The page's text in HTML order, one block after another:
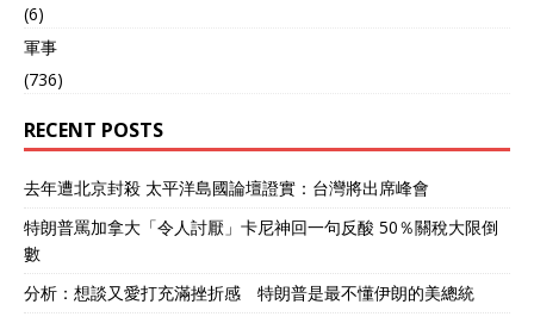
(6)
軍事
(736)
RECENT POSTS
去年遭北京封殺 太平洋島國論壇證實：台灣將出席峰會
特朗普罵加拿大「令人討厭」卡尼神回一句反酸 50％關稅大限倒
數
分析：想談又愛打充滿挫折感 特朗普是最不懂伊朗的美總統